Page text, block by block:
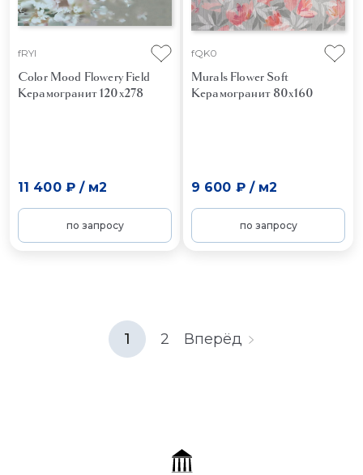
fRYI
Color Mood Flowery Field
Керамогранит 120x278
11 400 ₽/ м2
по запросу
fQK0
Murals Flower Soft
Керамогранит 80x160
9 600 ₽/ м2
по запросу
1 2 Вперёд